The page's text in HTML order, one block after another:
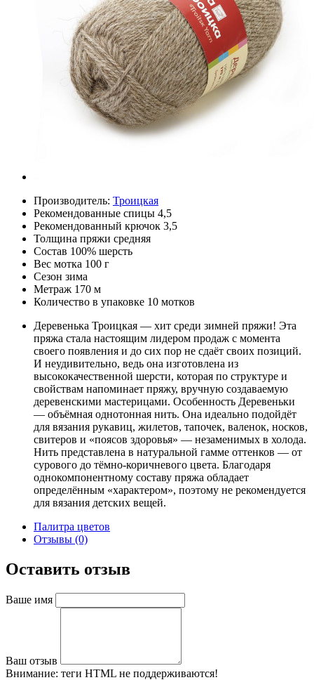
Производитель: Троицкая
Рекомендованные спицы 4,5
Рекомендованный крючок 3,5
Толщина пряжи средняя
Состав 100% шерсть
Вес мотка 100 г
Сезон зима
Метраж 170 м
Количество в упаковке 10 мотков
Деревенька Троицкая — хит среди зимней пряжи! Эта
пряжа стала настоящим лидером продаж с момента
своего появления и до сих пор не сдаёт своих позиций.
И неудивительно, ведь она изготовлена из
высококачественной шерсти, которая по структуре и
свойствам напоминает пряжу, вручную создаваемую
деревенскими мастерицами. Особенность Деревеньки
— объёмная однотонная нить. Она идеально подойдёт
для вязания рукавиц, жилетов, тапочек, валенок, носков,
свитеров и «поясов здоровья» — незаменимых в холода.
Нить представлена в натуральной гамме оттенков — от
сурового до тёмно-коричневого цвета. Благодаря
однокомпонентному составу пряжа обладает
определённым «характером», поэтому не рекомендуется
для вязания детских вещей.
Палитра цветов
Отзывы (0)
Оставить отзыв
Ваше имя
Ваш отзыв
Внимание: теги HTML не поддерживаются!